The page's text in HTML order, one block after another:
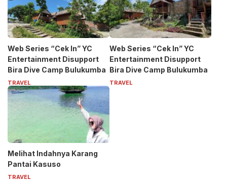
Web Series “Cek In” YC
Entertainment Disupport
Bira Dive Camp Bulukumba
TRAVEL
Web Series “Cek In” YC
Entertainment Disupport
Bira Dive Camp Bulukumba
TRAVEL
Melihat Indahnya Karang
Pantai Kasuso
TRAVEL